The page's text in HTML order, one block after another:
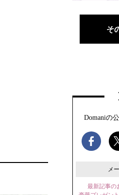
そ
Domaniの
メ
最新記事の